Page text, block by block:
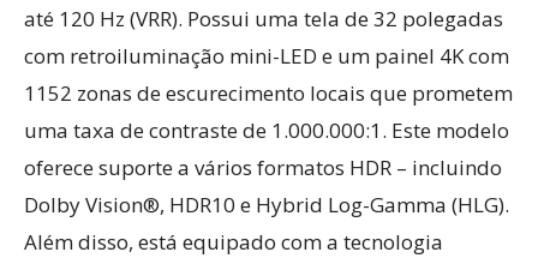
até 120 Hz (VRR). Possui uma tela de 32 polegadas
com retroiluminação mini-LED e um painel 4K com
1152 zonas de escurecimento locais que prometem
uma taxa de contraste de 1.000.000:1. Este modelo
oferece suporte a vários formatos HDR – incluindo
Dolby Vision®, HDR10 e Hybrid Log-Gamma (HLG).
Além disso, está equipado com a tecnologia